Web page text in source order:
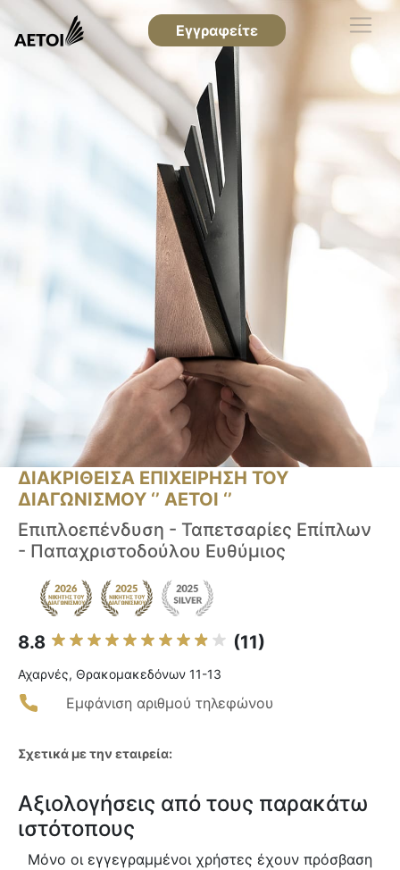
Εγγραφείτε
ΔΙΑΚΡΙΘΕΙΣΑ ΕΠΙΧΕΙΡΗΣΗ ΤΟΥ
ΔΙΑΓΩΝΙΣΜΟΥ ‘’ ΑΕΤΟΙ ‘’
Επιπλοεπένδυση - Ταπετσαρίες Επίπλων
- Παπαχριστοδούλου Ευθύμιος
8.8 (11)
Αχαρνές, Θρακομακεδόνων 11-13
Εμφάνιση αριθμού τηλεφώνου
Σχετικά με την εταιρεία:
Αξιολογήσεις από τους παρακάτω
ιστότοπους
Μόνο οι εγγεγραμμένοι χρήστες έχουν πρόσβαση